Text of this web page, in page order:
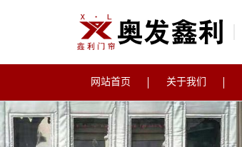
网站首页 关于我们